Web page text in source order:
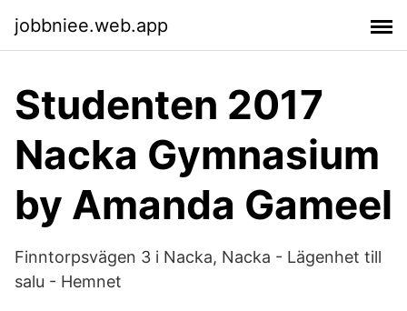
jobbniee.web.app
Studenten 2017
Nacka Gymnasium
by Amanda Gameel
Finntorpsvägen 3 i Nacka, Nacka - Lägenhet till
salu - Hemnet